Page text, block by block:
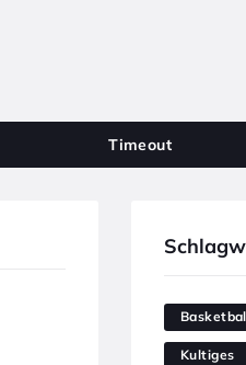
Timeout
Kultiges